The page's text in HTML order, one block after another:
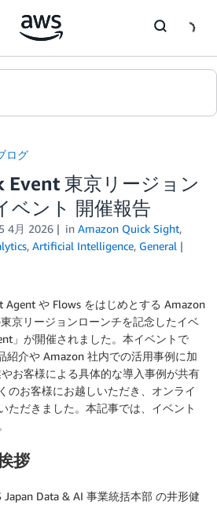
ログ
Event 東京リージョン
ベント 開催報告
4月 2026 in Amazon Quick Sight,
, Artificial Intelligence, General
Agent や Flows をはじめとする Amazon
京リージョンローンチを記念したイベ
」が開催されました。本イベントで
紹介や Amazon 社内での活用事例に加
お客様による具体的な導入事例が共有
のお客様にお越しいただき、オンライ
ただきました。本記事では、イベント
拶
Japan Data & AI 事業統括本部 の井形健